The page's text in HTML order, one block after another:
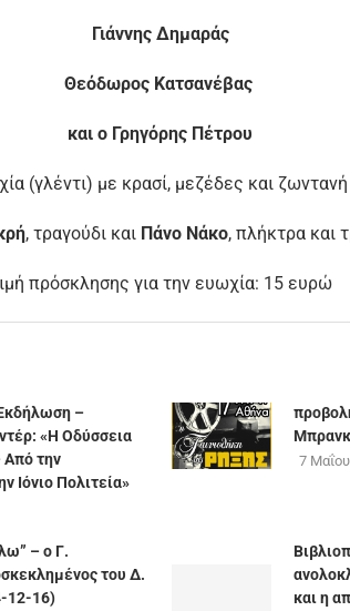
Γιάννης Δημαράς
Θεόδωρος Κατσανέβας
και ο Γρηγόρης Πέτρου
(γλέντι) με κρασί, μεζέδες και
, τραγούδι και Πάνο Νάκο, πλήκτρα και
πρόσκλησης για την ευωχία: 15 ευρώ
–
«Η Οδύσσεια
την
Ιόνιο Πολιτεία»
7
– ο Γ.
του Δ.
12-16)
και η